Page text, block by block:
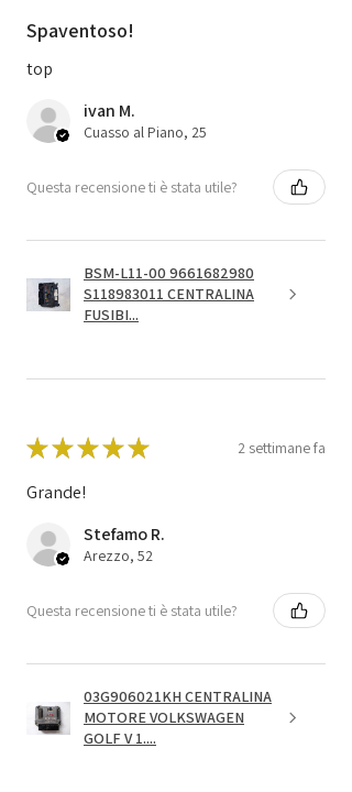
Spaventoso!
top
ivan M.
Cuasso al Piano, 25
Questa recensione ti è stata utile?
BSM-L11-00 9661682980
S118983011 CENTRALINA
FUSIBI...
★★★★★ 2 settimane fa
Grande!
Stefamo R.
Arezzo, 52
Questa recensione ti è stata utile?
03G906021KH CENTRALINA
MOTORE VOLKSWAGEN
GOLF V 1....